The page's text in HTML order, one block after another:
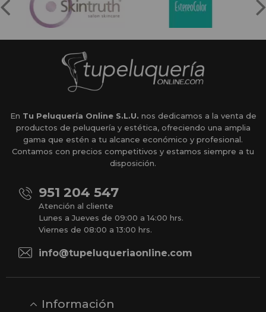
En Tu Peluquería Online S.L.U. nos dedicamos a la venta de
productos de peluquería y estética, ofreciendo una amplia
gama que estén a tu alcance económico y profesional.
Contamos con precios competitivos y estamos siempre a tu
disposición.
951 204 547
Atención al cliente
Lunes a Jueves de 09:00 a 14:00 hrs.
Viernes de 08:00 a 13:00 hrs.
info@tupeluqueriaonline.com
Información